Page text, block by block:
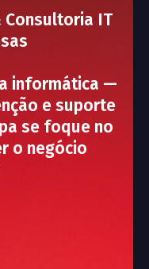
IT
informática —
e suporte
se foque no
o negócio